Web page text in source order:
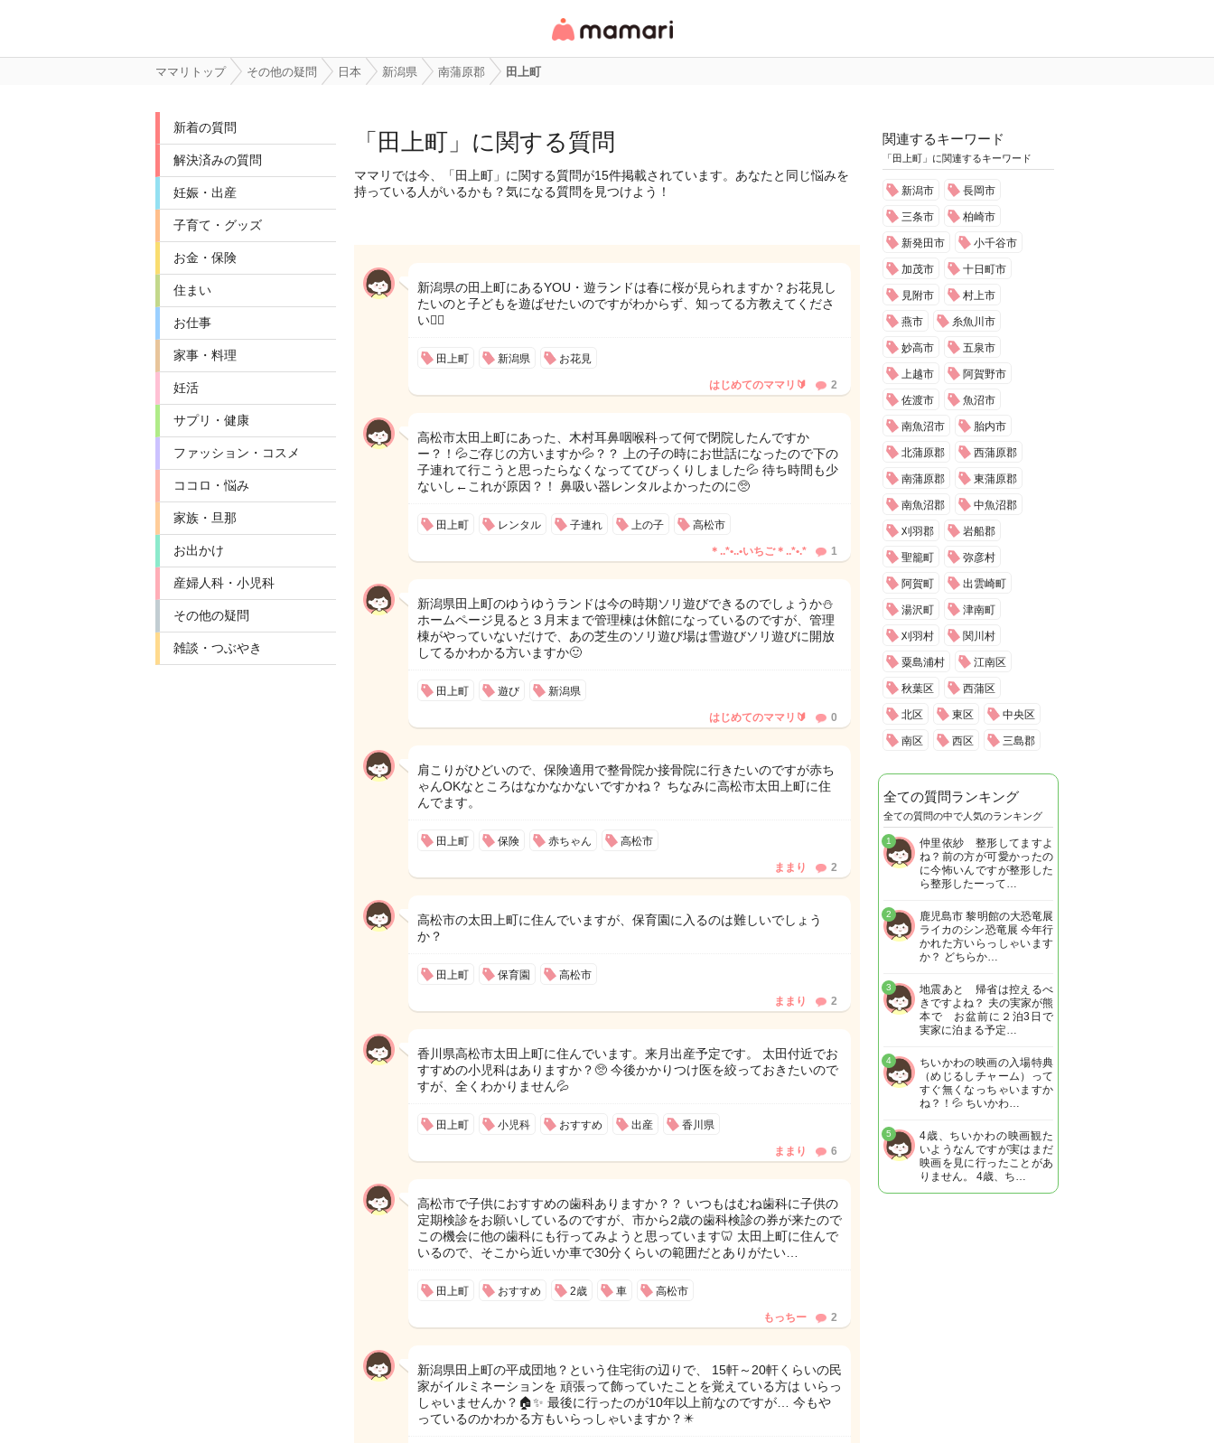
リ・情報サイト
ママリトップ その他の疑問 日本 新潟県 南蒲原郡 田上町
新着の質問
解決済みの質問
妊娠・出産
子育て・グッズ
お金・保険
住まい
お仕事
家事・料理
妊活
サプリ・健康
ファッション・コスメ
ココロ・悩み
家族・旦那
お出かけ
産婦人科・小児科
その他の疑問
雑談・つぶやき
「田上町」に関する質問
ママリでは今、「田上町」に関する質問が15件掲載されています。あなたと同じ悩みを
持っている人がいるかも？気になる質問を見つけよう！
新潟県の田上町にあるYOU・遊ランドは春に桜が見られますか？お花見し
たいのと子どもを遊ばせたいのですがわからず、知ってる方教えてくださ
い🙇‍♀️
田上町 新潟県 お花見
はじめてのママリ🔰 2
高松市太田上町にあった、木村耳鼻咽喉科って何で閉院したんですか
ー？！💦ご存じの方いますか💦？？ 上の子の時にお世話になったので下の
子連れて行こうと思ったらなくなっててびっくりしました💦 待ち時間も少
ないし←これが原因？！ 鼻吸い器レンタルよかったのに🥺
田上町 レンタル 子連れ 上の子 高松市
＊..*•..•いちご＊..*•.* 1
新潟県田上町のゆうゆうランドは今の時期ソリ遊びできるのでしょうか⛄
ホームページ見ると３月末まで管理棟は休館になっているのですが、管理
棟がやっていないだけで、あの芝生のソリ遊び場は雪遊びソリ遊びに開放
してるかわかる方いますか🙂
田上町 遊び 新潟県
はじめてのママリ🔰 0
肩こりがひどいので、保険適用で整骨院か接骨院に行きたいのですが赤ち
ゃんOKなところはなかなかないですかね？ ちなみに高松市太田上町に住
んでます。
田上町 保険 赤ちゃん 高松市
ままり 2
高松市の太田上町に住んでいますが、保育園に入るのは難しいでしょう
か？
田上町 保育園 高松市
ままり 2
香川県高松市太田上町に住んでいます。来月出産予定です。 太田付近でお
すすめの小児科はありますか？🥺 今後かかりつけ医を絞っておきたいので
すが、全くわかりません💦
田上町 小児科 おすすめ 出産 香川県
ままり 6
高松市で子供におすすめの歯科ありますか？？ いつもはむね歯科に子供の
定期検診をお願いしているのですが、市から2歳の歯科検診の券が来たので
この機会に他の歯科にも行ってみようと思っています🦷 太田上町に住んで
いるので、そこから近いか車で30分くらいの範囲だとありがたい…
田上町 おすすめ 2歳 車 高松市
もっちー 2
新潟県田上町の平成団地？という住宅街の辺りで、 15軒～20軒くらいの民
家がイルミネーションを 頑張って飾っていたことを覚えている方は いらっ
しゃいませんか？🏠✨ 最後に行ったのが10年以上前なのですが… 今もや
っているのかわかる方もいらっしゃいますか？✴️
関連するキーワード
「田上町」に関連するキーワード
新潟市 長岡市
三条市 柏崎市
新発田市 小千谷市
加茂市 十日町市
見附市 村上市
燕市 糸魚川市
妙高市 五泉市
上越市 阿賀野市
佐渡市 魚沼市
南魚沼市 胎内市
北蒲原郡 西蒲原郡
南蒲原郡 東蒲原郡
南魚沼郡 中魚沼郡
刈羽郡 岩船郡
聖籠町 弥彦村
阿賀町 出雲崎町
湯沢町 津南町
刈羽村 関川村
粟島浦村 江南区
秋葉区 西蒲区
北区 東区 中央区
南区 西区 三島郡
全ての質問ランキング
全ての質問の中で人気のランキング
仲里依紗 整形してますよ
ね？前の方が可愛かったの
に今怖いんですが整形した
ら整形したーって…
1
鹿児島市 黎明館の大恐竜展
ライカのシン恐竜展 今年行
かれた方いらっしゃいます
か？ どちらか…
2
地震あと 帰省は控えるべ
きですよね？ 夫の実家が熊
本で お盆前に２泊3日で
実家に泊まる予定…
3
ちいかわの映画の入場特典
（めじるしチャーム）って
すぐ無くなっちゃいますか
ね？！💦 ちいかわ…
4
4歳、ちいかわの映画観た
いようなんですが実はまだ
映画を見に行ったことがあ
りません。 4歳、ち…
5